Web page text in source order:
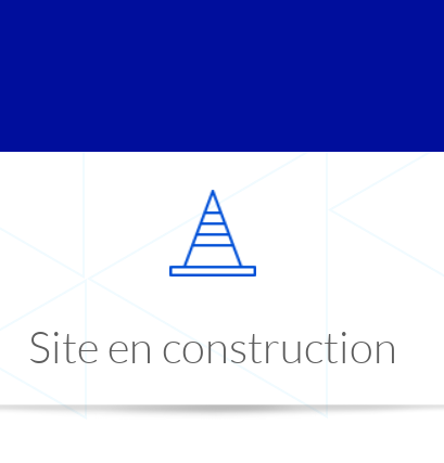
Site en construction